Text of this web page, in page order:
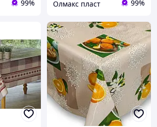
99% Олмакс пласт 99%